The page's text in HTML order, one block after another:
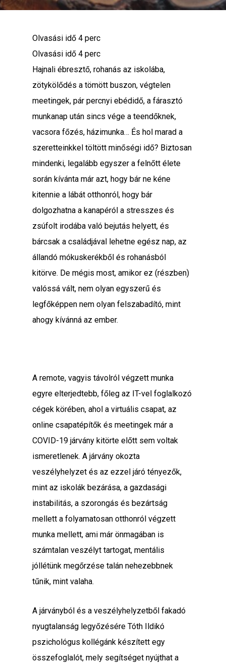
Olvasási idő 4 perc
Olvasási idő 4 perc
Hajnali ébresztő, rohanás az iskolába,
zötykölődés a tömött buszon, végtelen
meetingek, pár percnyi ebédidő, a fárasztó
munkanap után sincs vége a teendőknek,
vacsora főzés, házimunka… És hol marad a
szeretteinkkel töltött minőségi idő? Biztosan
mindenki, legalább egyszer a felnőtt élete
során kívánta már azt, hogy bár ne kéne
kitennie a lábát otthonról, hogy bár
dolgozhatna a kanapéról a stresszes és
zsúfolt irodába való bejutás helyett, és
bárcsak a családjával lehetne egész nap, az
állandó mókuskerékből és rohanásból
kitörve. De mégis most, amikor ez (részben)
valóssá vált, nem olyan egyszerű és
legfőképpen nem olyan felszabadító, mint
ahogy kívánná az ember.
A remote, vagyis távolról végzett munka
egyre elterjedtebb, főleg az IT-vel foglalkozó
cégek körében, ahol a virtuális csapat, az
online csapatépítők és meetingek már a
COVID-19 járvány kitörte előtt sem voltak
ismeretlenek. A járvány okozta
veszélyhelyzet és az ezzel járó tényezők,
mint az iskolák bezárása, a gazdasági
instabilitás, a szorongás és bezártság
mellett a folyamatosan otthonról végzett
munka mellett, ami már önmagában is
számtalan veszélyt tartogat, mentális
jóllétünk megőrzése talán nehezebbnek
tűnik, mint valaha.
A járványból és a veszélyhelyzetből fakadó
nyugtalanság legyőzésére Tóth Ildikó
pszichológus kollégánk készített egy
összefoglalót, mely segítséget nyújthat a